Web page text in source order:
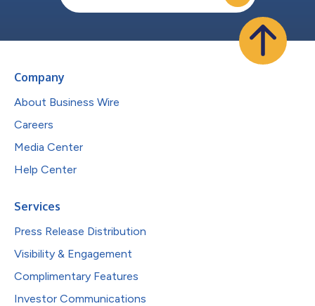
Company
About Business Wire
Careers
Media Center
Help Center
Services
Press Release Distribution
Visibility & Engagement
Complimentary Features
Investor Communications